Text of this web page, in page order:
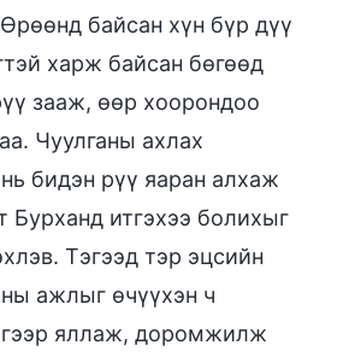
байсан хүн бүр дүү
харж байсан бөгөөд
зааж, өөр хоорондоо
Чуулганы ахлах
бидэн рүү яаран алхаж
Бурханд итгэхээ болихыг
Тэгээд тэр эцсийн
ажлыг өчүүхэн ч
яллаж, доромжилж